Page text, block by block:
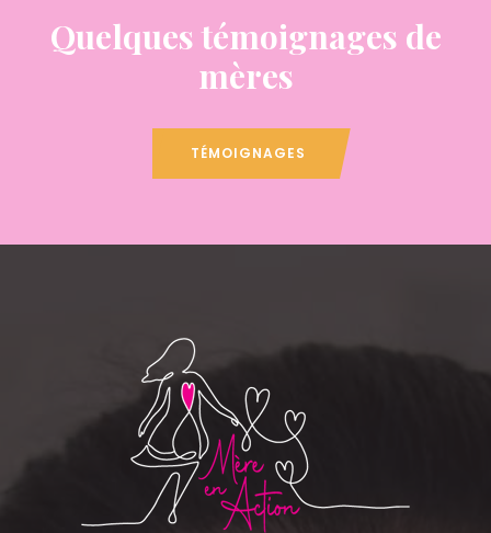
Quelques témoignages de
mères
TÉMOIGNAGES